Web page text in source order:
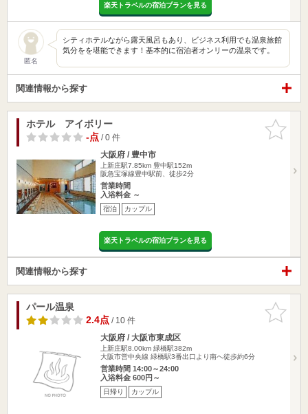
楽天トラベルの宿泊プランを見る
匿名
シティホテルながら露天風呂もあり、ビジネス利用でも温泉旅館
気分をを堪能できます！基本的に宿泊者オンリーの温泉です。
関連情報から探す
お気に入
りに追加
ホテル アイボリー
-点/ 0 件
大阪府 / 豊中市
上新庄駅7.85km 豊中駅152m
阪急宝塚線豊中駅前、徒歩2分
営業時間
入浴料金 ～
宿泊 カップル
楽天トラベルの宿泊プランを見る
関連情報から探す
お気に入
りに追加
パール温泉
2.4点/ 10 件
大阪府 / 大阪市東成区
上新庄駅8.00km 緑橋駅382m
大阪市営中央線 緑橋駅3番出口より南へ徒歩約6分
営業時間 14:00～24:00
入浴料金 600円～
日帰り カップル